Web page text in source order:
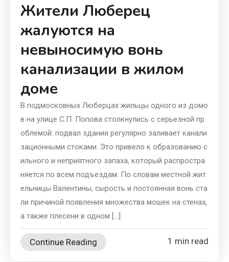
Жители Люберец
жалуются на
невыносимую вонь
канализации в жилом
доме
В подмосковных Люберцах жильцы одного из домо
в на улице С.П. Попова столкнулись с серьезной пр
облемой: подвал здания регулярно заливает канали
зационными стоками. Это привело к образованию с
ильного и неприятного запаха, который распростра
няется по всем подъездам. По словам местной жит
ельницы Валентины, сырость и постоянная вонь ста
ли причиной появления множества мошек на стенах,
а также плесени в одном […]
Continue Reading 1 min read